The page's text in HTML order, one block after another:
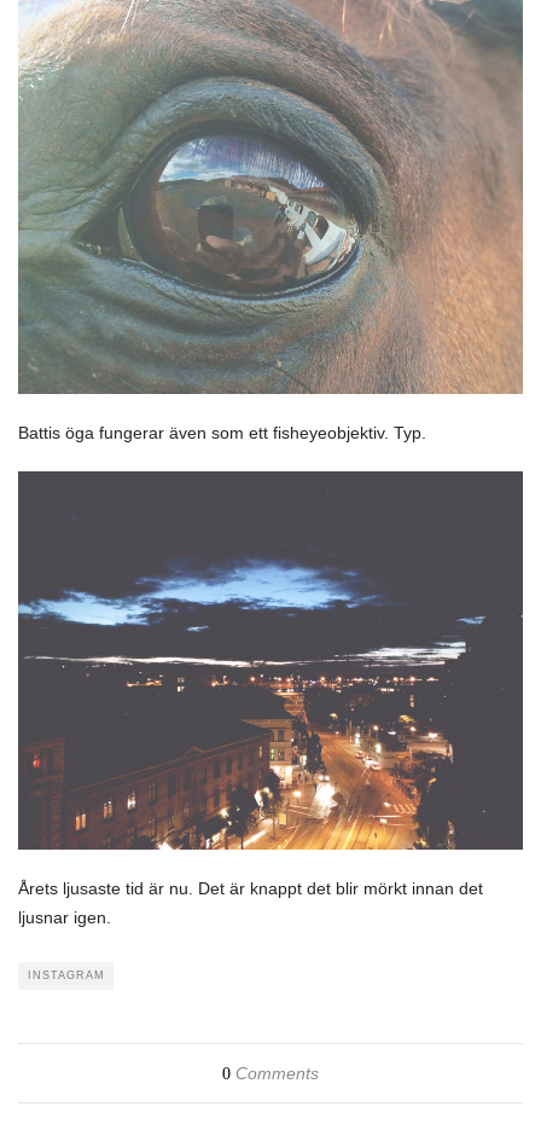
Battis öga fungerar även som ett fisheyeobjektiv. Typ.
Årets ljusaste tid är nu. Det är knappt det blir mörkt innan det
ljusnar igen.
INSTAGRAM
0 Comments